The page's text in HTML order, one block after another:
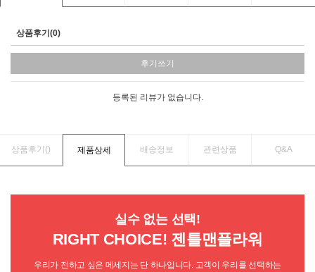
상품후기(0)
후기쓰기
등록된 리뷰가 없습니다.
상품후기() 제품상세 배송정보 관련상품 Q&A
실수 없는 선택!
RIGHT CHOICE! 젠틀맨플라워
우리가 전하고 싶은 메세지는 단 하나입니다. 고객이 우리를 선택하는